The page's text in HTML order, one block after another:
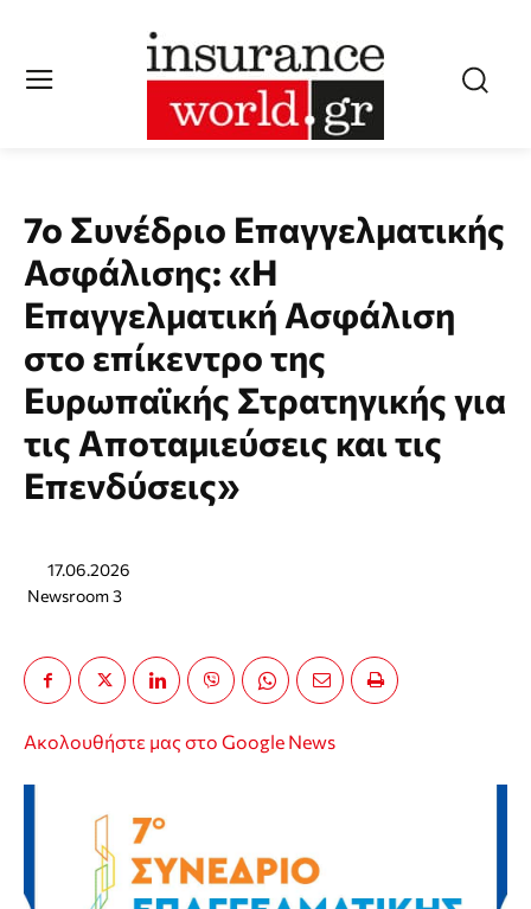
7o Συνέδριο Επαγγελματικής
Ασφάλισης: «Η
Επαγγελματική Ασφάλιση
στο επίκεντρο της
Ευρωπαϊκής Στρατηγικής για
τις Αποταμιεύσεις και τις
Επενδύσεις»
17.06.2026
Newsroom 3
Ακολουθήστε μας στο Google News